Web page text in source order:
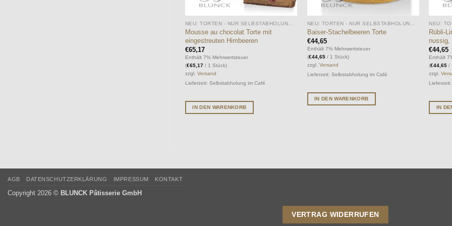
Mousse au chocolat Torte mit
eingestreuten Himbeeren
€65,17
Enthält 7% Mehrwertsteuer
(€65,17/ 1 Stück)
zzgl. Versand
Lieferzeit: Selbstabholung im Café
IN DEN WARENKORB
Baiser-Stachelbeeren Torte
€44,65
Enthält 7% Mehrwertsteuer
(€44,65/ 1 Stück)
zzgl. Versand
Lieferzeit: Selbstabholung im Café
IN DEN WARENKORB
Rübli-
nussig,
€44,65
Enthält
(€44,65 /
zzgl.
IN
AGB DATENSCHUTZERKLÄRUNG IMPRESSUM KONTAKT
Copyright 2026 © BLUNCK Pâtisserie GmbH
VERTRAG WIDERRUFEN